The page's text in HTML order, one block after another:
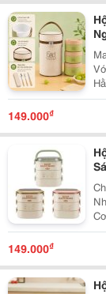
149.000₫
149.000₫